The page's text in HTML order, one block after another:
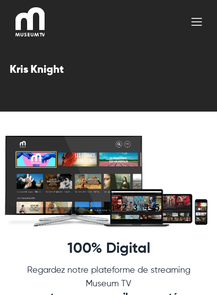
contenu
Kris Knight
100% Digital
Regardez notre plateforme de streaming
Museum TV